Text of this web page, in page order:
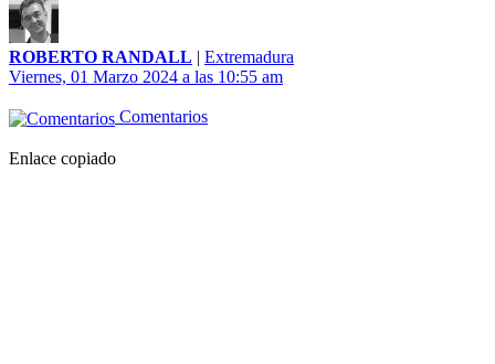
ROBERTO RANDALL | Extremadura
Viernes, 01 Marzo 2024 a las 10:55 am
Comentarios
Enlace copiado